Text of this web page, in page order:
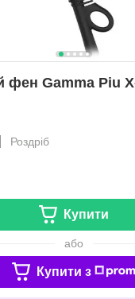
фен Gamma Piu
Роздріб
Купити
або
Купити з